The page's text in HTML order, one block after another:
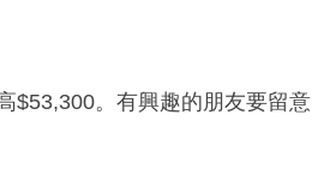
$53,300。有興趣的朋友要留意